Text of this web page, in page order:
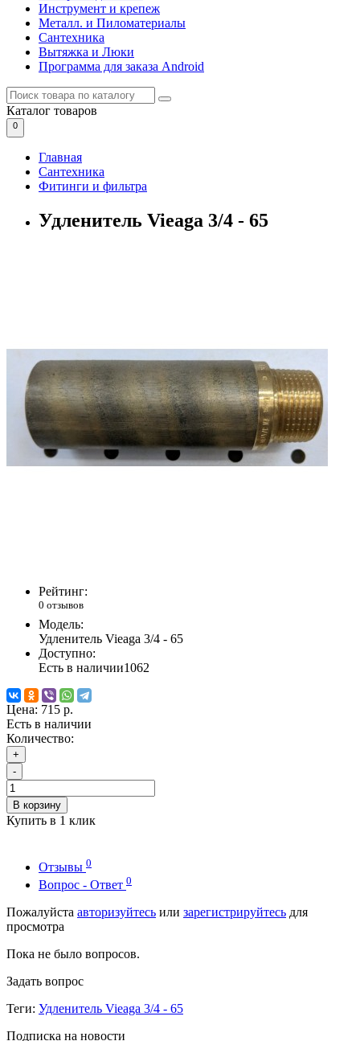
Инструмент и крепеж
Металл. и Пиломатериалы
Сантехника
Вытяжка и Люки
Программа для заказа Android
Каталог товаров
0
Главная
Сантехника
Фитинги и фильтра
Удленитель Vieaga 3/4 - 65
Рейтинг:
0 отзывов
Модель:
Удленитель Vieaga 3/4 - 65
Доступно:
Есть в наличии1062
Цена: 715 р.
Есть в наличии
Количество:
+
-
В корзину
Купить в 1 клик
Отзывы 0
Вопрос - Ответ 0
Пожалуйста авторизуйтесь или зарегистрируйтесь для
просмотра
Пока не было вопросов.
Задать вопрос
Теги: Удленитель Vieaga 3/4 - 65
Подписка на новости